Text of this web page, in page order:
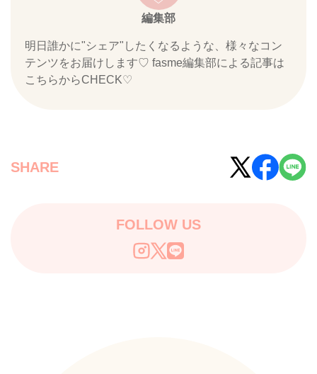
編集部
明日誰かに"シェア"したくなるような、様々なコン
テンツをお届けします♡ fasme編集部による記事は
こちらからCHECK♡
SHARE
FOLLOW US